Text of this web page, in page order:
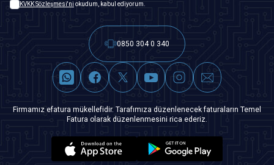
KVKK Sözleşmesi'ni okudum, kabul ediyorum.
0850 304 0 340
Firmamız efatura mükellefidir. Tarafımıza düzenlenecek faturaların Temel
Fatura olarak düzenlenmesini rica ederiz.